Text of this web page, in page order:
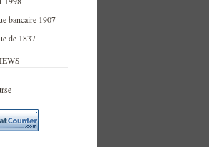
bancaire 1907
de 1837